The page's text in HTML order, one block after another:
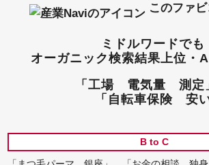
このファビ
ミドルワードでも
オーガニック検索結果上位・
「工場 電気量 測
「自転車保険 安い
B to C